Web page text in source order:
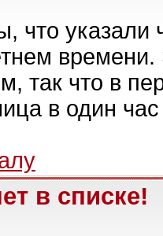
что указали
так что в
в один
в списке!